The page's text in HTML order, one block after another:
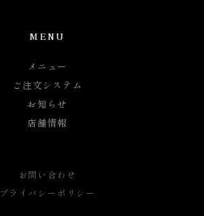
MENU
メニュー
ご注文システム
お知らせ
店舗情報
お問い合わせ
プライバシーポリシー